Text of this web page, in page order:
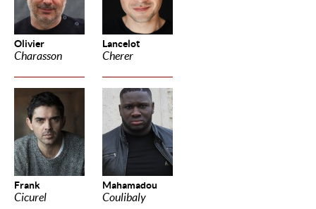
Olivier
Charasson
Lancelot
Cherer
Frank
Cicurel
Mahamadou
Coulibaly